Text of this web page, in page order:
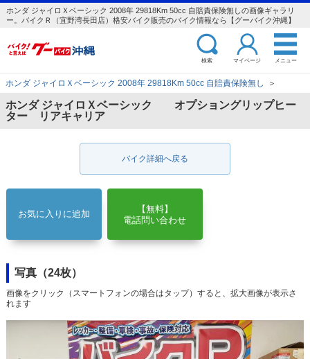
ホンダ ジャイロＸベーシック 2008年 29818Km 50cc 自賠責保険無しの画像ギャラリ
ー。バイクＲ（宜野湾長田店）格安バイク販売のバイク情報なら【グーバイク沖縄】
検索 マイページ メニュー
ホンダ ジャイロＸベーシック 2008年 29818Km 50cc 自賠責保険無し ＞
ホンダ ジャイロＸベーシック オプショングリップヒー
ター リアキャリア
バイク詳細へ戻る
お気に入りに追加
【無料】
電話問い合わせ
写真（24枚）
画像をクリック（スマートフォンの場合はタップ）すると、拡大画像が表示さ
れます